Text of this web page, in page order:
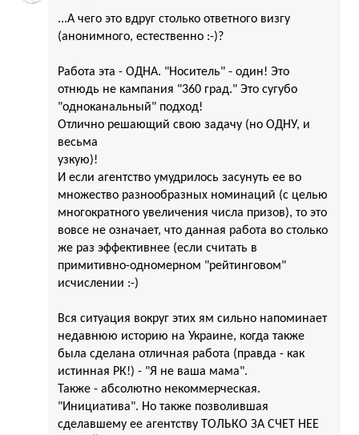
...А чего это вдруг столько ответного визгу
(анонимного, естественно :-)?
Работа эта - ОДНА. "Носитель" - один! Это
отнюдь не кампания "360 град." Это сугубо
"одноканальный" подход!
Отлично решающий свою задачу (но ОДНУ, и
весьма
узкую)!
И если агентство умудрилось засунуть ее во
множество разнообразных номинаций (с целью
многократного увеличения числа призов), то это
вовсе не означает, что данная работа во столько
же раз эффективнее (если считать в
примитивно-одномерном "рейтинговом"
исчислении :-)
Вся ситуация вокруг этих ям сильно напоминает
недавнюю историю на Украине, когда также
была сделана отличная работа (правда - как
истинная РК!) - "Я не ваша мама".
Также - абсолютно некоммерческая.
"Инициатива". Но также позволившая
сделавшему ее агентству ТОЛЬКО ЗА СЧЕТ НЕЕ